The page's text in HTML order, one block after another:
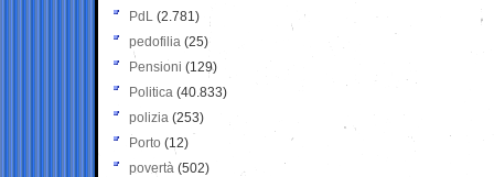
PdL (2.781)
pedofilia (25)
Pensioni (129)
Politica (40.833)
polizia (253)
Porto (12)
povertà (502)